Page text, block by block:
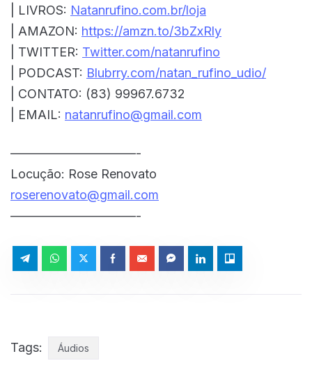
| LIVROS: Natanrufino.com.br/loja
| AMAZON: https://amzn.to/3bZxRly
| TWITTER: Twitter.com/natanrufino
| PODCAST: Blubrry.com/natan_rufino_udio/
| CONTATO: (83) 99967.6732
| EMAIL: natanrufino@gmail.com
——————————-
Locução: Rose Renovato
roserenovato@gmail.com
——————————-
Tags: Áudios